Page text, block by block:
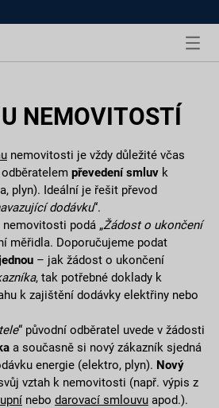
NEMOVITOSTÍ
nemovitosti je vždy důležité včas
převedení smluvk
plyn). Ideální je řešit převod
dodávku“.
podá „Žádost o ukončení
měřidla. Doporučujeme podat
– jak žádost o ukončení
, tak potřebné doklady k
k zajištění dodávky elektřiny nebo
“ původní odběratel uvede v žádosti
a současně si nový zákazník sjedná
energie (elektro, plyn). Nový
vztah k nemovitosti (např. výpis z
nebo darovacísmlouvuapod.).